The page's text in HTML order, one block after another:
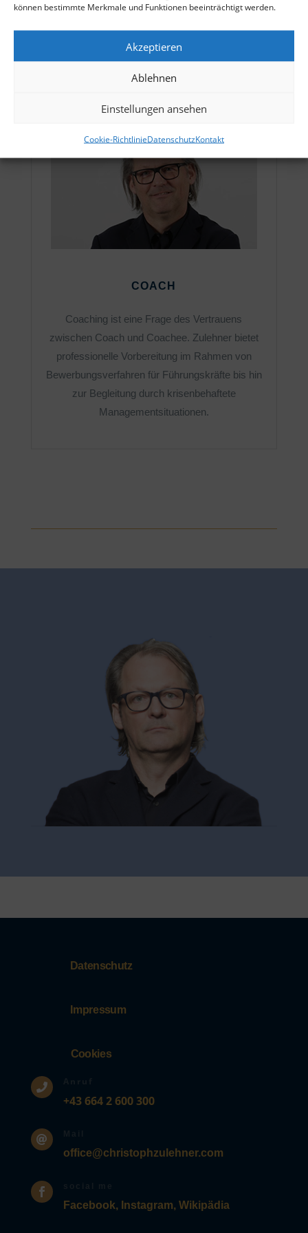
können bestimmte Merkmale und Funktionen beeinträchtigt werden.
Akzeptieren
Ablehnen
Einstellungen ansehen
Cookie-RichtlinieDatenschutzKontakt
zur Begleitung von Großgruppen kann sich
sehen lassen.
COACH
Coaching ist eine Frage des Vertrauens
zwischen Coach und Coachee. Zulehner bietet
professionelle Vorbereitung im Rahmen von
Bewerbungsverfahren für Führungskräfte bis hin
zur Begleitung durch krisenbehaftete
Managementsituationen.
Datenschutz
Impressum
Cookies

+43 664 2 600 300

office@christophzulehner.com

Facebook, Instagram, Wikipädia